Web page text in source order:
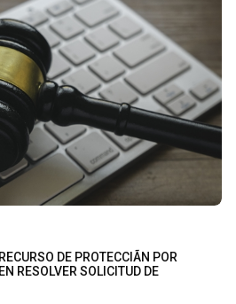
DE PROTECCIÃN POR
RESOLVER SOLICITUD DE